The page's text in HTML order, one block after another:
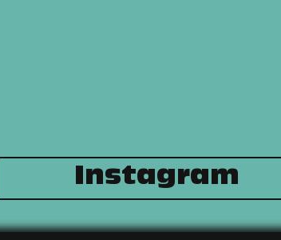
Instagram